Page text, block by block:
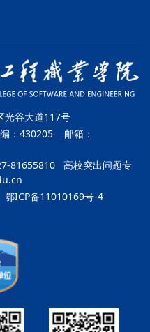
光谷大道117号
：430205 邮箱：
81655810 高校突出问题专
鄂ICP备11010169号-4